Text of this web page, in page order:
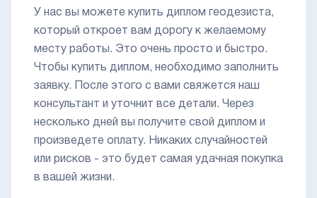
У нас вы можете купить диплом геодезиста,
который откроет вам дорогу к желаемому
месту работы. Это очень просто и быстро.
Чтобы купить диплом, необходимо заполнить
заявку. После этого с вами свяжется наш
консультант и уточнит все детали. Через
несколько дней вы получите свой диплом и
произведете оплату. Никаких случайностей
или рисков - это будет самая удачная покупка
в вашей жизни.